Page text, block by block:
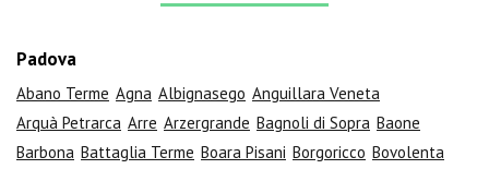
Padova
Abano Terme Agna Albignasego Anguillara Veneta
Arquà Petrarca Arre Arzergrande Bagnoli di Sopra Baone
Barbona Battaglia Terme Boara Pisani Borgoricco Bovolenta